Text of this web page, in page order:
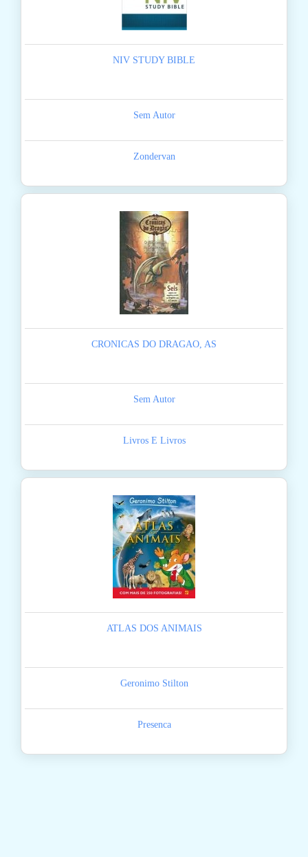
NIV STUDY BIBLE
Sem Autor
Zondervan
CRONICAS DO DRAGAO, AS
Sem Autor
Livros E Livros
ATLAS DOS ANIMAIS
Geronimo Stilton
Presenca